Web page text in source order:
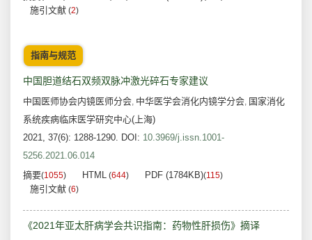
施引文献 (2)
指南与规范
中国胆道结石双频双脉冲激光碎石专家建议
中国医师协会内镜医师分会, 中华医学会消化内镜学分会, 国家消化
系统疾病临床医学研究中心(上海)
2021, 37(6): 1288-1290. DOI: 10.3969/j.issn.1001-
5256.2021.06.014
摘要(1055) HTML (644) PDF (1784KB)(115)
施引文献 (6)
《2021年亚太肝病学会共识指南：药物性肝损伤》摘译